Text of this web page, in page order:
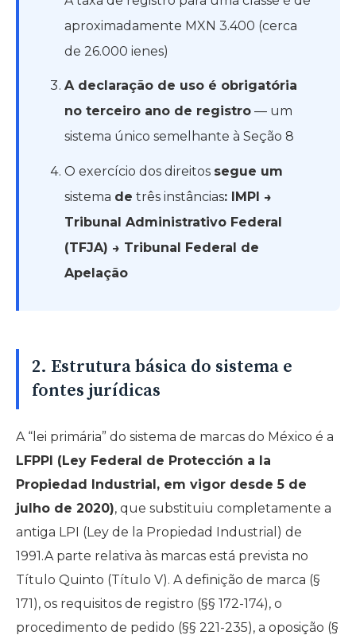
aproximadamente MXN 3.400 (cerca
de 26.000 ienes)
A declaração de uso é obrigatória
no terceiro ano de registro — um
sistema único semelhante à Seção 8
O exercício dos direitos segue um
sistema de três instâncias: IMPI →
Tribunal Administrativo Federal
(TFJA) → Tribunal Federal de
Apelação
2. Estrutura básica do sistema e
fontes jurídicas
A “lei primária” do sistema de marcas do México é a
LFPPI (Ley Federal de Protección a la
Propiedad Industrial, em vigor desde 5 de
julho de 2020), que substituiu completamente a
antiga LPI (Ley de la Propiedad Industrial) de
1991.A parte relativa às marcas está prevista no
Título Quinto (Título V). A definição de marca (§
171), os requisitos de registro (§§ 172-174), o
procedimento de pedido (§§ 221-235), a oposição (§